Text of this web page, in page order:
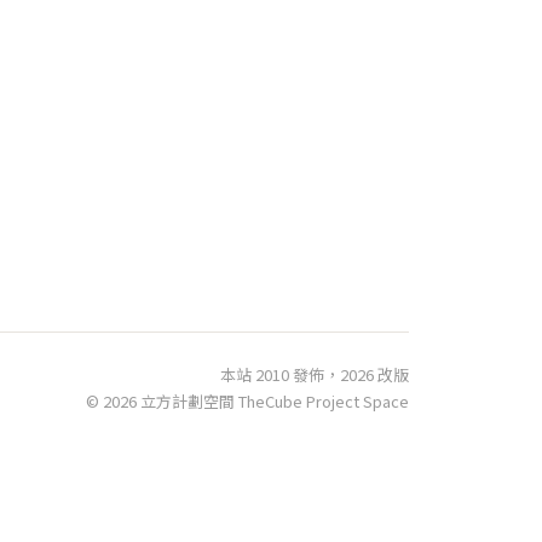
本站 2010 發佈，2026 改版
© 2026 立方計劃空間 TheCube Project Space